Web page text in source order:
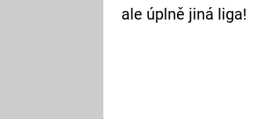
ale úplně jiná liga!